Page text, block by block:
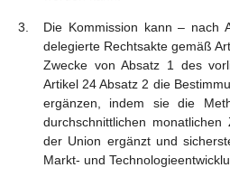
Die Kommission kann – nach
delegierte Rechtsakte gemäß
Zwecke von Absatz 1 des
Artikel 24 Absatz 2 die
ergänzen, indem sie die
durchschnittlichen
der Union ergänzt und
Markt- und